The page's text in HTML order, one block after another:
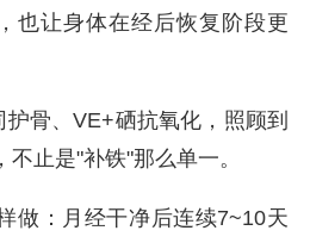
也让身体在经后恢复阶段更
骨、VE+硒抗氧化，照顾到
止是"补铁"那么单一。
做：月经干净后连续7~10天